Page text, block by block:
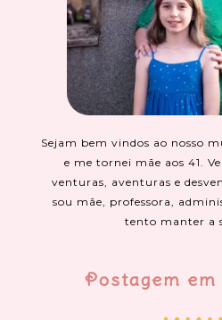
Sejam bem vindos ao nosso
e me tornei mãe aos 41.
venturas, aventuras e
sou mãe, professora,
tento manter a
Postagem